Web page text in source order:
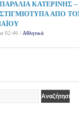
ΠΑΡΑΛΙΑ ΚΑΤΕΡΙΝΗΣ –
ΣΤΙΓΜΙΟΤΥΠΑ ΑΠΟ
02:46 / Αθλητικά